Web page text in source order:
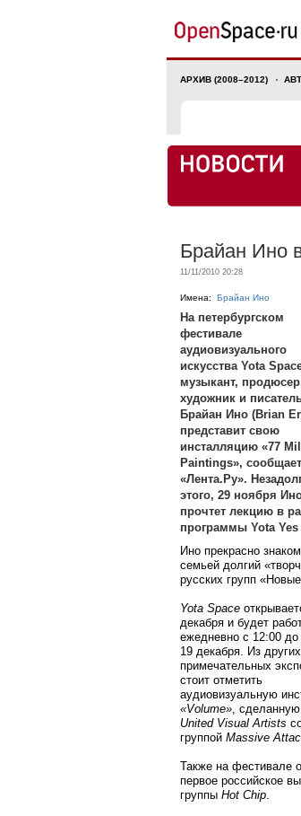
АРХИВ (2008–2012)
Брайан Ино
11/11/2010 20:28
Имена: Брайан Ино
На петербургском
фестивале
аудиовизуального
искусства Yota
музыкант,
художник и
Брайан Ино (Brian
представит свою
инсталляцию «77
Paintings», сообщает
«Лента.Ру».
этого, 29 ноября
прочтет лекцию в
программы Yota Yes
Ино прекрасно
семьей долгий
русских групп
Yota Space
декабря и будет
ежедневно с 12:00
19 декабря. Из других
примечательных
стоит отметить
аудиовизуальную
«Volume»,
United Visual Artists
группой Massive
Также на фестивале
первое российское
группы Hot Chip.